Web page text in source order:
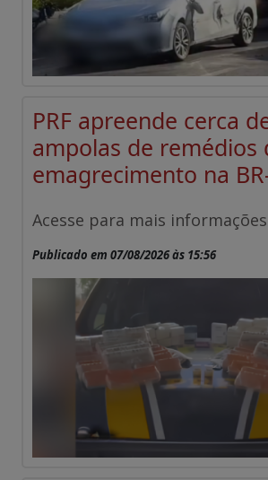
PRF apreende cerca
ampolas de remédios
emagrecimento na
Acesse para mais informações
Publicado em 07/08/2026 às 15:56